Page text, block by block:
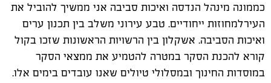
כממונה מינהל הנדסה ואיכות סביבה אני ממשיך להוביל את
העירלמחוזות ייחודיים. טבע עירוני משלב בין תכנון ערים
ואיכות הסביבה. אשקלון בין הרשויות הראשונות שזכו בקול
קורא להכנת הסקר במטרה להטמיע את ממצאי הסקר
במוסדות החינוך ובמסלולי טיולים שאנו עובדים בימים אלו.